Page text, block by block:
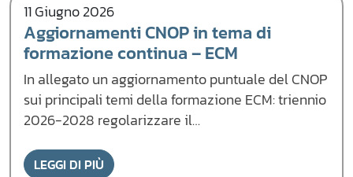
11 Giugno 2026
Aggiornamenti CNOP in tema di
formazione continua – ECM
In allegato un aggiornamento puntuale del CNOP
sui principali temi della formazione ECM: triennio
2026-2028 regolarizzare il…
LEGGI DI PIÙ